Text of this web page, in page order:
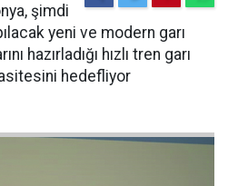
şimdi
yeni ve modern garı
hazırladığı hızlı tren garı
hedefliyor